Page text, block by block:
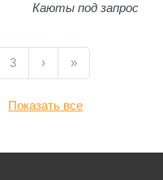
Каюты под запрос
3 › »
Показать все